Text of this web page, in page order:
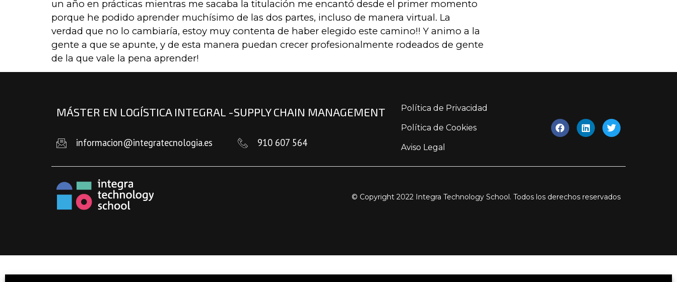
un año en prácticas mientras me sacaba la titulación me encantó desde el primer momento
porque he podido aprender muchísimo de las dos partes, incluso de manera virtual. La
verdad que no lo cambiaría, estoy muy contenta de haber elegido este camino!! Y animo a la
gente a que se apunte, y de esta manera puedan crecer profesionalmente rodeados de gente
de la que vale la pena aprender!
MÁSTER EN LOGÍSTICA INTEGRAL -SUPPLY CHAIN MANAGEMENT
informacion@integratecnologia.es 910 607 564
Política de Privacidad
Política de Cookies
Aviso Legal
© Copyright 2022 Integra Technology School. Todos los derechos reservados